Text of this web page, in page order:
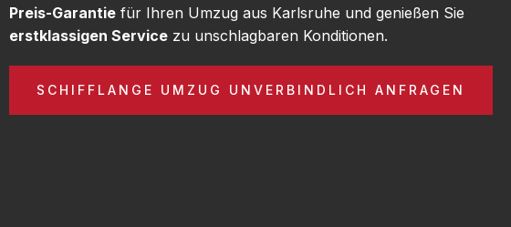
Preis-Garantie für Ihren Umzug aus Karlsruhe und genießen Sie
erstklassigen Service zu unschlagbaren Konditionen.
SCHIFFLANGE UMZUG UNVERBINDLICH ANFRAGEN